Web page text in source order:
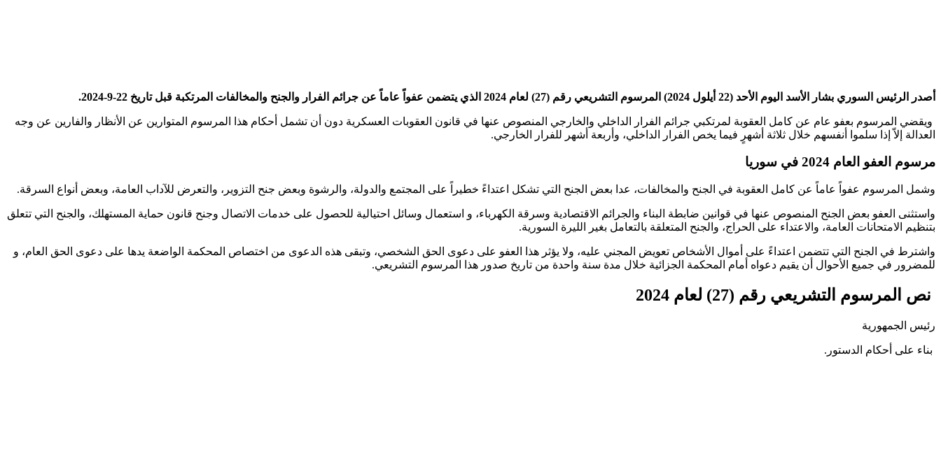
أصدر الرئيس السوري بشار الأسد اليوم الأحد (22 أيلول 2024) المرسوم التشريعي رقم (27) لعام 2024 الذي يتضمن عفواً عاماً عن جرائم الفرار والجنح والمخالفات المرتكبة قبل تاريخ 22-9-2024.
ويقضي المرسوم بعفو عام عن كامل العقوبة لمرتكبي جرائم الفرار الداخلي والخارجي المنصوص عنها في قانون العقوبات العسكرية دون أن تشمل أحكام هذا المرسوم المتوارين عن الأنظار والفارين عن وجه
العدالة إلاّ إذا سلموا أنفسهم خلال ثلاثة أشهرٍ فيما يخص الفرار الداخلي، وأربعة أشهر للفرار الخارجي.
مرسوم العفو العام 2024 في سوريا
وشمل المرسوم عفواً عاماً عن كامل العقوبة في الجنح والمخالفات، عدا بعض الجنح التي تشكل اعتداءً خطيراً على المجتمع والدولة، والرشوة وبعض جنح التزوير، والتعرض للآداب العامة، وبعض أنواع السرقة.
واستثنى العفو بعض الجنح المنصوص عنها في قوانين ضابطة البناء والجرائم الاقتصادية وسرقة الكهرباء، و استعمال وسائل احتيالية للحصول على خدمات الاتصال وجنح قانون حماية المستهلك، والجنح التي تتعلق
بتنظيم الامتحانات العامة، والاعتداء على الحراج، والجنح المتعلقة بالتعامل بغير الليرة السورية.
واشترط في الجنح التي تتضمن اعتداءً على أموال الأشخاص تعويض المجني عليه، ولا يؤثر هذا العفو على دعوى الحق الشخصي، وتبقى هذه الدعوى من اختصاص المحكمة الواضعة يدها على دعوى الحق العام، و
للمضرور في جميع الأحوال أن يقيم دعواه أمام المحكمة الجزائية خلال مدة سنة واحدة من تاريخ صدور هذا المرسوم التشريعي.
نص المرسوم التشريعي رقم (27) لعام 2024
رئيس الجمهورية
بناء على أحكام الدستور.